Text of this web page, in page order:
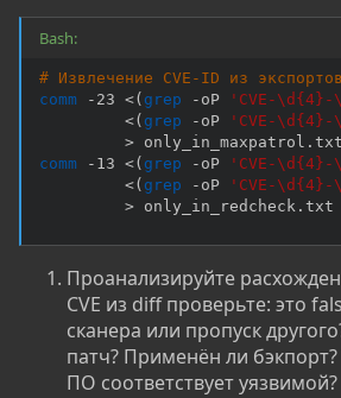
Bash:
# Извлечение CVE-ID из
comm -23 <( grep -oP 'CVE-\d{4}-
<( grep -oP 'CVE-\d{4}-
>
comm -13 <( grep -oP 'CVE-\d{4}-
<( grep -oP 'CVE-\d{4}-
> only_in_redcheck.txt
Проанализируйте
CVE из diff проверьте: это
сканера или пропуск
патч? Применён ли
ПО соответствует уязвимой?